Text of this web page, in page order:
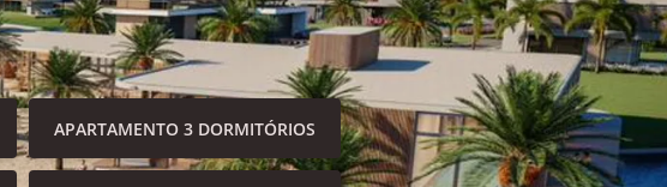
APARTAMENTO 3 DORMITÓRIOS